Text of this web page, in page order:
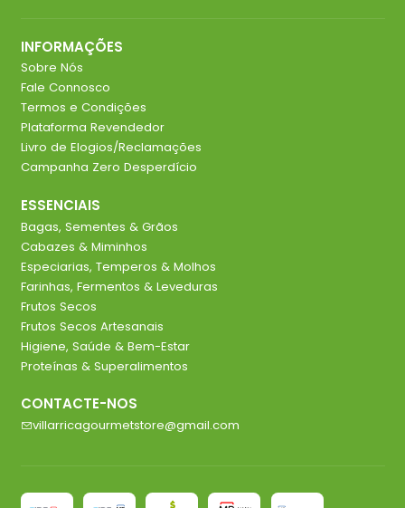
INFORMAÇÕES
Sobre Nós
Fale Connosco
Termos e Condições
Plataforma Revendedor
Livro de Elogios/Reclamações
Campanha Zero Desperdício
ESSENCIAIS
Bagas, Sementes & Grãos
Cabazes & Miminhos
Especiarias, Temperos & Molhos
Farinhas, Fermentos & Leveduras
Frutos Secos
Frutos Secos Artesanais
Higiene, Saúde & Bem-Estar
Proteínas & Superalimentos
CONTACTE-NOS
villarricagourmetstore@gmail.com